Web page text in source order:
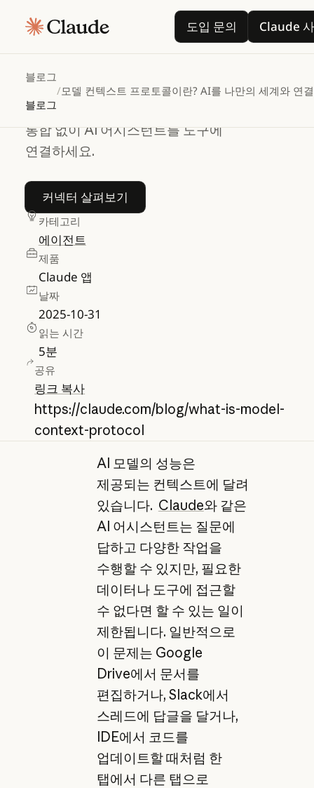
도입 문의
도입 문의
Claude
블로그
블로그
/모델 컨텍스트 프로토콜이란? AI를 나만의 세계와 연
모델
컨텍스트
프로토콜이란?
AI를
나만의
모델 컨텍스트 프로토콜을 사용해 커스텀
통합 없이 AI 어시스턴트를 도구에
연결하세요.
커넥터 살펴보기
커넥터 살펴보기
카테고리
에이전트
제품
Claude 앱
날짜
2025-10-31
읽는 시간
5분
공유
링크 복사
https://claude.com/blog/what-is-model-
context-protocol
AI 모델의 성능은
제공되는 컨텍스트에 달려
있습니다. Claude와 같은
AI 어시스턴트는 질문에
답하고 다양한 작업을
수행할 수 있지만, 필요한
데이터나 도구에 접근할
수 없다면 할 수 있는 일이
제한됩니다. 일반적으로
이 문제는 Google
Drive에서 문서를
편집하거나, Slack에서
스레드에 답글을 달거나,
IDE에서 코드를
업데이트할 때처럼 한
탭에서 다른 탭으로